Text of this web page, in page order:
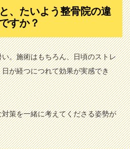
、たいよう整骨院の違
すか？
。施術はもちろん、日頃のストレ
が経つにつれて効果が実感でき
策を一緒に考えてくださる姿勢が